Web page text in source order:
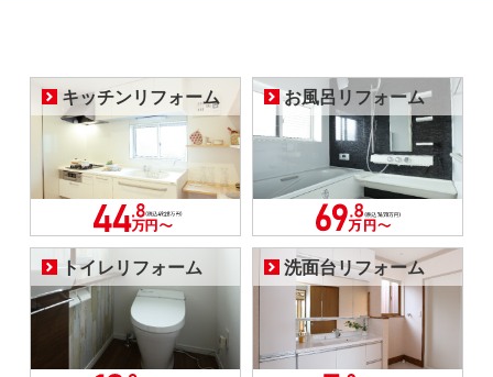
キッチンリフォーム お風呂リフォーム
トイレリフォーム 洗面台リフォーム